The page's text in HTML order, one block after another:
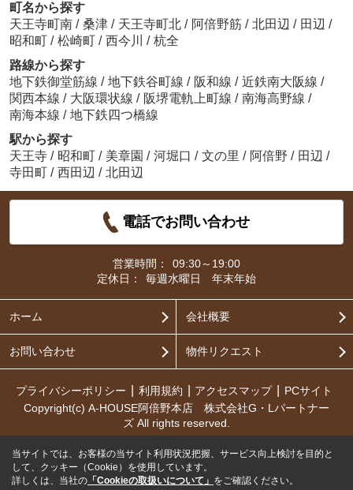
町名から探す
天王寺町南 / 桑津 / 天王寺町北 / 阿倍野筋 / 北田辺 / 田辺 /
昭和町 / 松崎町 / 西今川 / 杭全
路線から探す
地下鉄御堂筋線 / 地下鉄谷町線 / 阪和線 / 近鉄南大阪線 /
関西本線 / 大阪環状線 / 阪堺電軌上町線 / 南海高野線 /
南海本線 / 地下鉄四つ橋線
駅から探す
天王寺 / 昭和町 / 美章園 / 河堀口 / 文の里 / 阿倍野 / 田辺 /
寺田町 / 西田辺 / 北田辺
電話でお問い合わせ
営業時間：
09:30～19:00
定休日：
毎週水曜日 年末年始
ホーム 会社概要
お問い合わせ 物件リクエスト
プライバシーポリシー 利用規約 アクセスマップ
PCサイト
Copyright(c) A-HOUSE阿倍野本店 株式会社G・Lパートナー
ズ All rights reserved.
当サイトでは、お客様の当サイト利用状況把握、サービス向上検討を目的と
して、クッキー（Cookie）を使用しています。
詳しくは、当社の 「Cookieの取扱いについて」 をご確認ください。